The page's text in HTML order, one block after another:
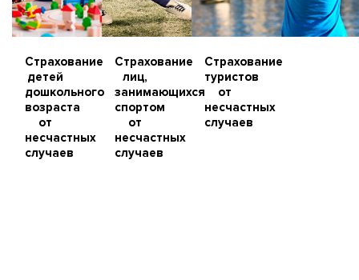
Страхование
детей
дошкольного
возраста
от
несчастных
случаев
Страхование
лиц,
занимающихся
спортом
от
несчастных
случаев
Страхование
туристов
от
несчастных
случаев